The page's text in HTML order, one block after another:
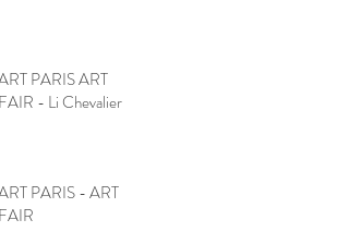
PARIS ART
FAIR - Li Chevalier
PARIS - ART
FAIR